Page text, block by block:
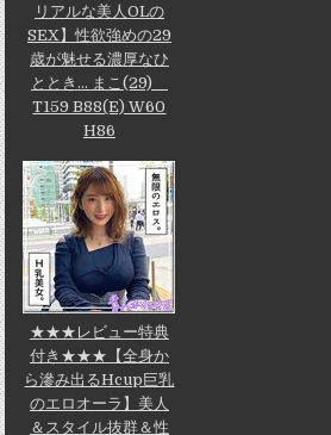
リアルな美人OLの
SEX】性欲強めの29
歳が魅せる濃厚なひ
ととき... まこ(29)
T159 B88(E) W60
H86
★★★レビュー特典
付き★★★【全身か
ら滲み出るHcup巨乳
のエロオーラ】美人
＆スタイル抜群＆性